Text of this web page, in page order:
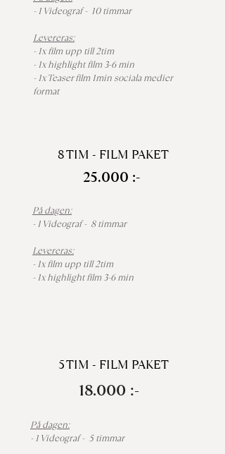
- 1 Videograf - 10 timmar
Levereras:
- 1x film upp till 2tim
- 1x highlight film 3-6 min
- 1x Teaser film 1min sociala medier
format
8 TIM - FILM PAKET
25.000 :-
På dagen:
- 1 Videograf - 8 timmar
Levereras:
- 1x film upp till 2tim
- 1x highlight film 3-6 min
5 TIM - FILM PAKET
18.000 :-
På dagen:
- 1 Videograf - 5 timmar